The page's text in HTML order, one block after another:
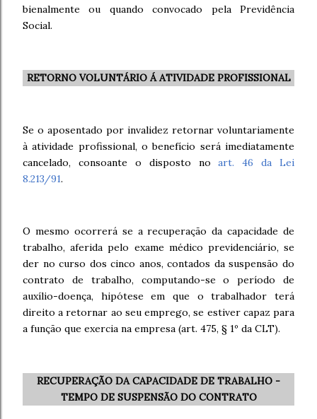
bienalmente ou quando convocado pela Previdência
Social.
RETORNO VOLUNTÁRIO Á ATIVIDADE PROFISSIONAL
Se o aposentado por invalidez retornar voluntariamente
à atividade profissional, o benefício será imediatamente
cancelado, consoante o disposto noart. 46 da Lei
8.213/91.
O mesmo ocorrerá se a recuperação da capacidade de
trabalho, aferida pelo exame médico previdenciário, se
der no curso dos cinco anos, contados da suspensão do
contrato de trabalho, computando-se o período de
auxílio-doença, hipótese em que o trabalhador terá
direito a retornar ao seu emprego, se estiver capaz para
a função que exercia na empresa (art. 475, § 1º da CLT).
RECUPERAÇÃO DA CAPACIDADE DE TRABALHO -
TEMPO DE SUSPENSÃO DO CONTRATO